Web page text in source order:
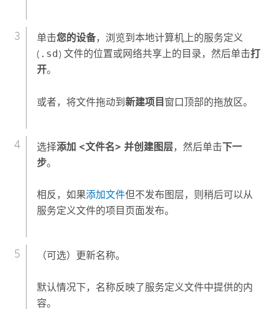
单击您的设备，浏览到本地计算机上的服务定义
( .sd ) 文件的位置或网络共享上的目录，然后单击打
开。
或者，将文件拖动到 新建项目 窗口顶部的拖放区。
选择添加 <文件名> 并创建图层，然后单击下一
步。
相反，如果添加文件但不发布图层，则稍后可以从
服务定义文件的项目页面发布。
（可选）更新名称。
默认情况下，名称反映了服务定义文件中提供的内
容。